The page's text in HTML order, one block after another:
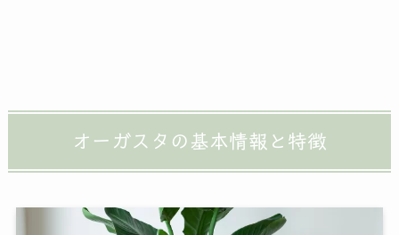
オーガスタの基本情報と特徴